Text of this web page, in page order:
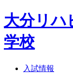
大分リハ
学校
入試情報